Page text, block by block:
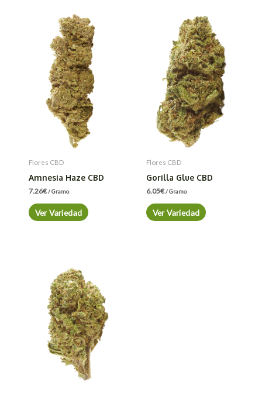
Flores CBD
Amnesia Haze CBD
7.26€/ Gramo
Ver Variedad
Flores CBD
Gorilla Glue CBD
6.05€/ Gramo
Ver Variedad